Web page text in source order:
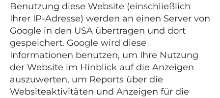
Benutzung diese Website (einschließlich
Ihrer IP-Adresse) werden an einen Server von
Google in den USA übertragen und dort
gespeichert. Google wird diese
Informationen benutzen, um Ihre Nutzung
der Website im Hinblick auf die Anzeigen
auszuwerten, um Reports über die
Websiteaktivitäten und Anzeigen für die